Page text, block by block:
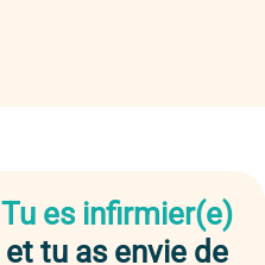
Tu es infirmier(e)
et tu as envie de